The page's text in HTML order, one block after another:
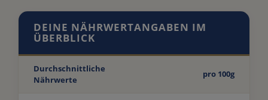
DEINE NÄHRWERTANGABEN IM
ÜBERBLICK
Durchschnittliche
Nährwerte
pro 100g